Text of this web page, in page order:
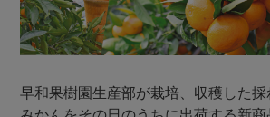
早和果樹園生産部が栽培、収穫した採